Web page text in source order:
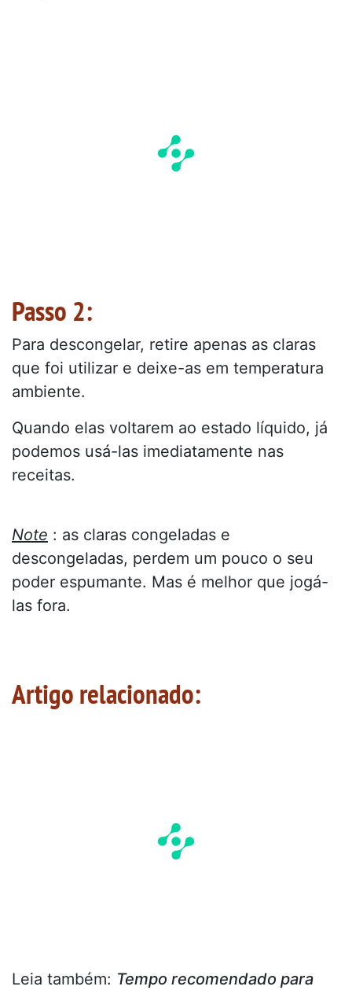
Passo 2:
Para descongelar, retire apenas as claras
que foi utilizar e deixe-as em temperatura
ambiente.
Quando elas voltarem ao estado líquido, já
podemos usá-las imediatamente nas
receitas.
Note : as claras congeladas e
descongeladas, perdem um pouco o seu
poder espumante. Mas é melhor que jogá-
las fora.
Artigo relacionado:
Leia também: Tempo recomendado para